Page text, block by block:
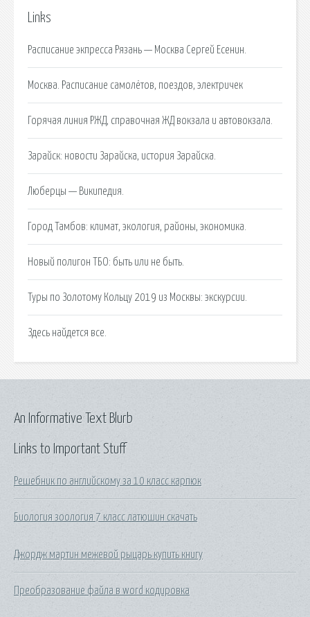
Links
Расписание экпресса Рязань — Москва Сергей Есенин.
Москва. Расписание самолётов, поездов, электричек
Горячая линия РЖД, справочная ЖД вокзала и автовокзала.
Зарайск: новости Зарайска, история Зарайска.
Люберцы — Википедия.
Город Тамбов: климат, экология, районы, экономика.
Новый полигон ТБО: быть или не быть.
Туры по Золотому Кольцу 2019 из Москвы: экскурсии.
Здесь найдется все.
Links to Important Stuff
Решебник по английскому за 10 класс карпюк
Биология зоология 7 класс латюшин скачать
Джордж мартин межевой рыцарь купить книгу
Преобразование файла в word кодировка
An Informative Text Blurb